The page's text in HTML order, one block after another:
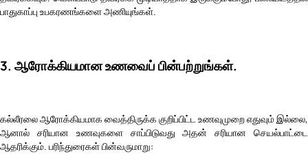
பாதுகாப்பு உபகரணங்களை அணியுங்கள்.
3. ஆரோக்கியமான உணவைப் பின்பற்றுங்கள்.
கல்லீரலை ஆரோக்கியமாக வைத்திருக்க குறிப்பிட்ட உணவுமுறை எதுவும் இல்லை,
ஆனால் சரியான உணவுகளை சாப்பிடுவது அதன் சரியான செயல்பாட்டை
ஆதரிக்கும். பரிந்துரைகள் பின்வருமாறு: